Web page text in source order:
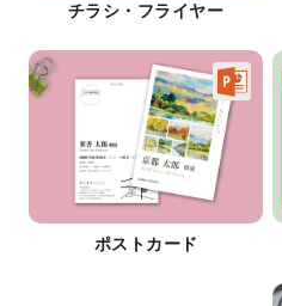
チラシ・フライヤー
ポストカード